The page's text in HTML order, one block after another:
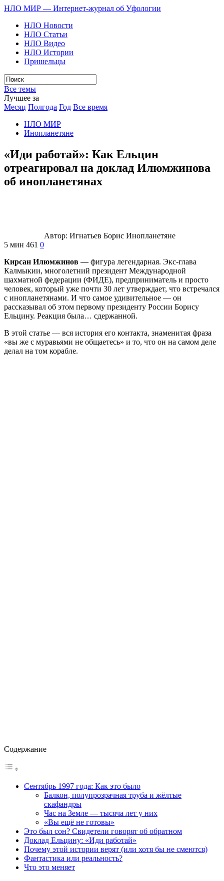
НЛО МИР — Интернет-журнал об Уфологии
НЛО Новости
НЛО Статьи
НЛО Видео
НЛО Истории
Пришельцы
Все темы
Лучшее за
Месяц Полгода Год Все время
НЛО МИР
Инопланетяне
«Иди работай»: Как Ельцин
отреагировал на доклад Илюмжинова
об инопланетянах
Автор: Игнатьев Борис Инопланетяне
5 мин 461 0
Кирсан Илюмжинов — фигура легендарная. Экс-глава
Калмыкии, многолетний президент Международной
шахматной федерации (ФИДЕ), предприниматель и просто
человек, который уже почти 30 лет утверждает, что встречался
с инопланетянами. И что самое удивительное — он
рассказывал об этом первому президенту России Борису
Ельцину. Реакция была… сдержанной.
В этой статье — вся история его контакта, знаменитая фраза
«вы же с муравьями не общаетесь» и то, что он на самом деле
делал на том корабле.
Содержание
Сентябрь 1997 года: Как это было
Балкон, полупрозрачная труба и жёлтые
скафандры
Час на Земле — тысяча лет у них
«Вы ещё не готовы»
Это был сон? Свидетели говорят об обратном
Доклад Ельцину: «Иди работай»
Почему этой истории верят (или хотя бы не смеются)
Фантастика или реальность?
Что это меняет